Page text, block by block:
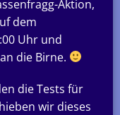
Aktion,
dem
Uhr und
die Birne.
die Tests für
wir dieses